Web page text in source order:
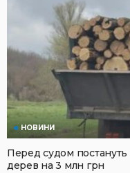
НОВИНИ
Перед судом постануть
дерев на 3 млн грн